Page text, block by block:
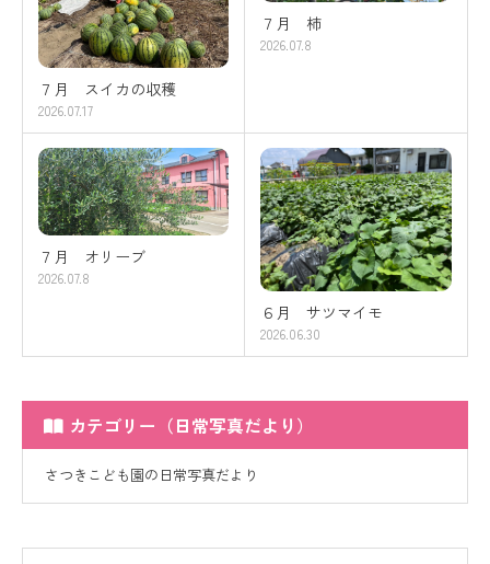
７月 スイカの収穫
2026.07.17
７月 柿
2026.07.8
７月 オリーブ
2026.07.8
６月 サツマイモ
2026.06.30
カテゴリー（日常写真だより）
さつきこども園の日常写真だより